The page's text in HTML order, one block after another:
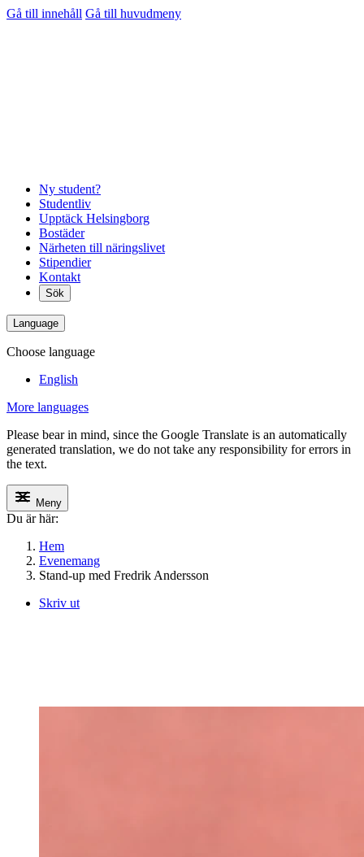
Gå till innehåll Gå till huvudmeny
Ny student?
Studentliv
Upptäck Helsingborg
Bostäder
Närheten till näringslivet
Stipendier
Kontakt
Sök
Language
Choose language
English
More languages
Please bear in mind, since the Google Translate is an automatically
generated translation, we do not take any responsibility for errors in
the text.
Meny
Du är här:
Hem
Evenemang
Stand-up med Fredrik Andersson
Skriv ut